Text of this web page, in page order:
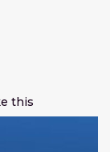
this